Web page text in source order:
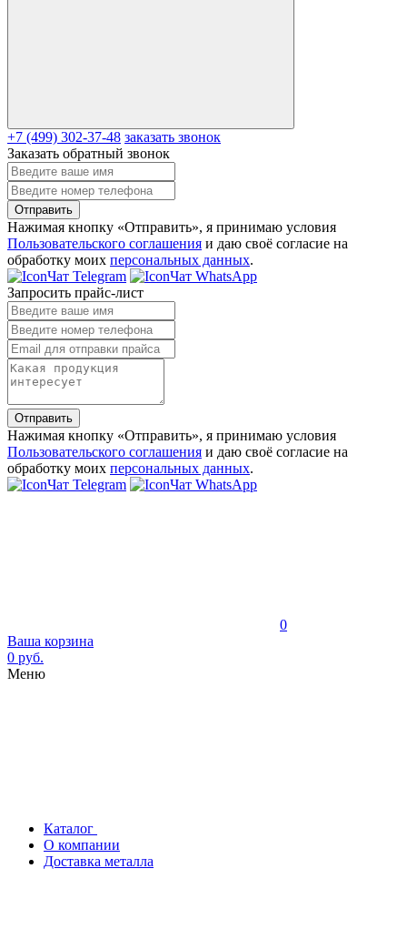
+7 (499) 302-37-48 заказать звонок
Заказать обратный звонок
Отправить
Нажимая кнопку «Отправить», я принимаю условия
Пользовательского соглашения и даю своё согласие на
обработку моих персональных данных.
Чат Telegram
Чат WhatsApp
Запросить прайс-лист
Отправить
Нажимая кнопку «Отправить», я принимаю условия
Пользовательского соглашения и даю своё согласие на
обработку моих персональных данных.
Чат Telegram
Чат WhatsApp
0
Ваша корзина
0 руб.
Меню
Каталог
О компании
Доставка металла